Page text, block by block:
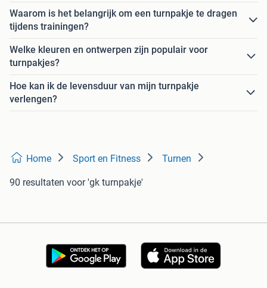
Waarom is het belangrijk om een turnpakje te dragen
tijdens trainingen?
Welke kleuren en ontwerpen zijn populair voor
turnpakjes?
Hoe kan ik de levensduur van mijn turnpakje
verlengen?
Home Sport en Fitness Turnen
90 resultaten voor 'gk turnpakje'